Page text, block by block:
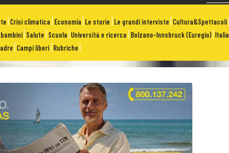
Crisi climatica Economia Le storie Le grandi interviste Cultura&Spettacoli
Salute Scuola Università e ricerca Bolzano-Innsbruck (Euregio) Italia
Campi liberi Rubriche